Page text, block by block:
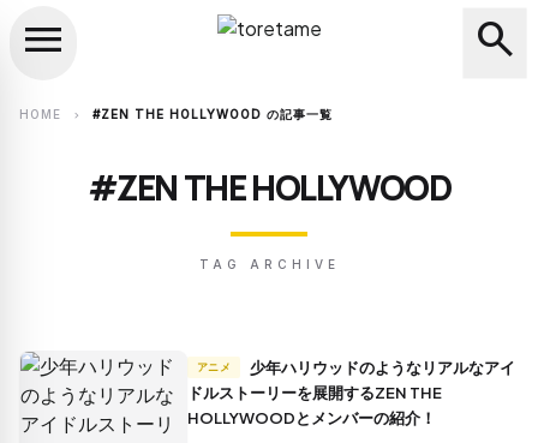
search
menu search
HOME chevron_right #ZEN THE HOLLYWOOD の記事一覧
#ZEN THE HOLLYWOOD
TAG ARCHIVE
アニメ
少年ハリウッドのようなリアルなアイ
ドルストーリーを展開するZEN THE
HOLLYWOODとメンバーの紹介！